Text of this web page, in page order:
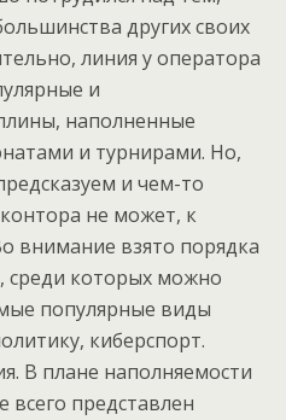
других своих
линия у оператора
и
наполненные
и турнирами. Но,
и чем-то
не может, к
внимание взято порядка
среди которых можно
популярные виды
киберспорт.
В плане наполняемости
представлен